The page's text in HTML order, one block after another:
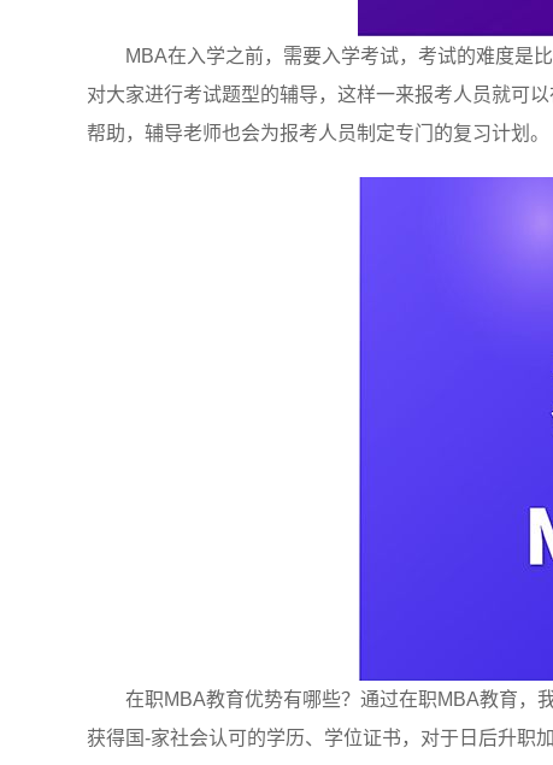
MBA在入学之前，需要入学考试，考试的难度是
对大家进行考试题型的辅导，这样一来报考人员就可
帮助，辅导老师也会为报考人员制定专门的复习计划。
在职MBA教育优势有哪些？通过在职MBA教育，
获得国-家社会认可的学历、学位证书，对于日后升职